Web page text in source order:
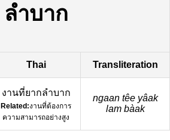
ลำบาก
Thai Transliteration
งานที่ยากลำบาก
Related:งานที่ต้องการ
ความสามารถอย่างสูง
ngaan têe yâak
lam bàak